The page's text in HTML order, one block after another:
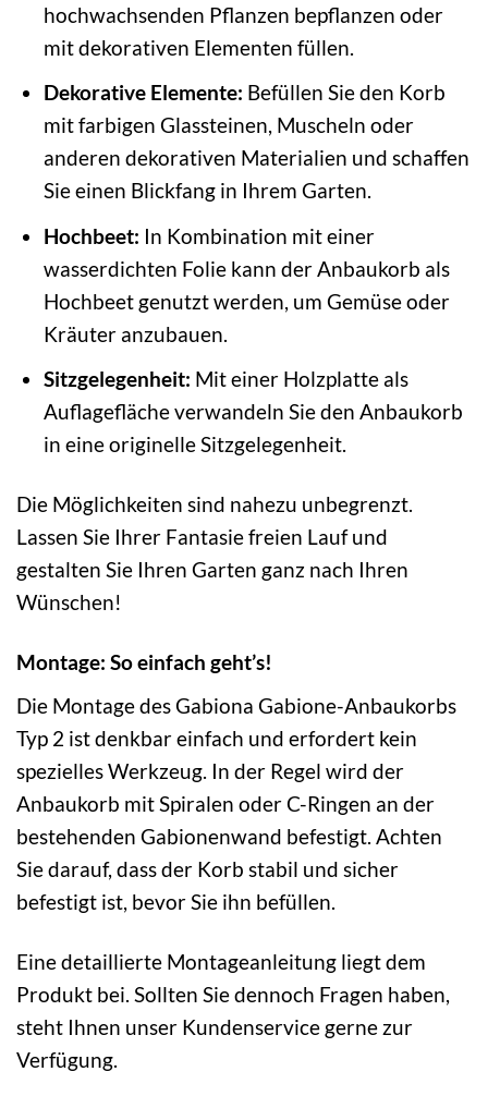
hochwachsenden Pflanzen bepflanzen oder
mit dekorativen Elementen füllen.
Dekorative Elemente: Befüllen Sie den Korb
mit farbigen Glassteinen, Muscheln oder
anderen dekorativen Materialien und schaffen
Sie einen Blickfang in Ihrem Garten.
Hochbeet: In Kombination mit einer
wasserdichten Folie kann der Anbaukorb als
Hochbeet genutzt werden, um Gemüse oder
Kräuter anzubauen.
Sitzgelegenheit: Mit einer Holzplatte als
Auflagefläche verwandeln Sie den Anbaukorb
in eine originelle Sitzgelegenheit.
Die Möglichkeiten sind nahezu unbegrenzt.
Lassen Sie Ihrer Fantasie freien Lauf und
gestalten Sie Ihren Garten ganz nach Ihren
Wünschen!
Montage: So einfach geht’s!
Die Montage des Gabiona Gabione-Anbaukorbs
Typ 2 ist denkbar einfach und erfordert kein
spezielles Werkzeug. In der Regel wird der
Anbaukorb mit Spiralen oder C-Ringen an der
bestehenden Gabionenwand befestigt. Achten
Sie darauf, dass der Korb stabil und sicher
befestigt ist, bevor Sie ihn befüllen.
Eine detaillierte Montageanleitung liegt dem
Produkt bei. Sollten Sie dennoch Fragen haben,
steht Ihnen unser Kundenservice gerne zur
Verfügung.